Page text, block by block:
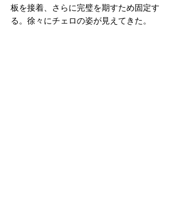
板を接着、さらに完璧を期すため固定す
る。徐々にチェロの姿が見えてきた。